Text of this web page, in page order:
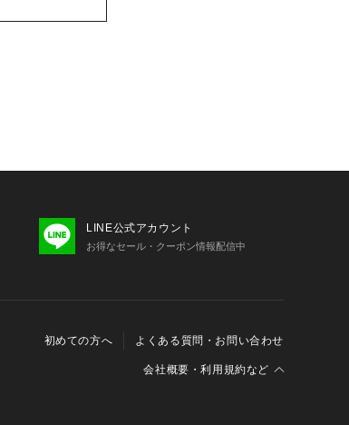
LINE公式アカウント
お得なセール・クーポン情報配信中
初めての方へ よくある質問・お問い合わせ
会社概要・利用規約など